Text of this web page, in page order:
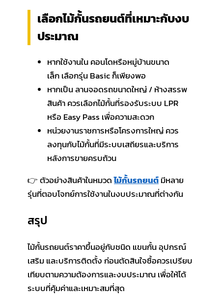
เลือกไม้กั้นรถยนต์ที่เหมาะกับงบ
ประมาณ
หากใช้งานใน คอนโดหรือหมู่บ้านขนาด
เล็ก เลือกรุ่น Basic ก็เพียงพอ
หากเป็น ลานจอดรถขนาดใหญ่ / ห้างสรรพ
สินค้า ควรเลือกไม้กั้นที่รองรับระบบ LPR
หรือ Easy Pass เพื่อความสะดวก
หน่วยงานราชการหรือโครงการใหญ่ ควร
ลงทุนกับไม้กั้นที่มีระบบเสถียรและบริการ
หลังการขายครบถ้วน
👉 ตัวอย่างสินค้าในหมวดไม้กั้นรถยนต์มีหลาย
รุ่นที่ตอบโจทย์การใช้งานในงบประมาณที่ต่างกัน
สรุป
ไม้กั้นรถยนต์ราคาขึ้นอยู่กับชนิด แขนกั้น อุปกรณ์
เสริม และบริการติดตั้ง ก่อนตัดสินใจซื้อควรเปรียบ
เทียบตามความต้องการและงบประมาณ เพื่อให้ได้
ระบบที่คุ้มค่าและเหมาะสมที่สุด